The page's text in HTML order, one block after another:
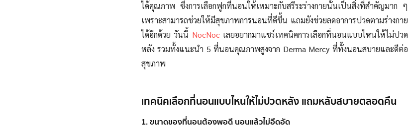
ได้คุณภาพ ซึ่งการเลือกฟูกที่นอนให้เหมาะกับสรีระร่างกายนั้นเป็นสิ่งที่สำคัญมาก ๆ
เพราะสามารถช่วยให้มีสุขภาพการนอนที่ดีขึ้น แถมยังช่วยลดอาการปวดตามร่างกาย
ได้อีกด้วย วันนี้ NocNocเลยอยากมาแชร์เทคนิคการเลือกที่นอนแบบไหนให้ไม่ปวด
หลัง รวมทั้งแนะนำ 5 ที่นอนคุณภาพสูงจาก Derma Mercy ที่ทั้งนอนสบายและดีต่อ
สุขภาพ
เทคนิคเลือกที่นอนแบบไหนให้ไม่ปวดหลัง แถมหลับสบายตลอดคืน
1. ขนาดของที่นอนต้องพอดี นอนแล้วไม่อึดอัด